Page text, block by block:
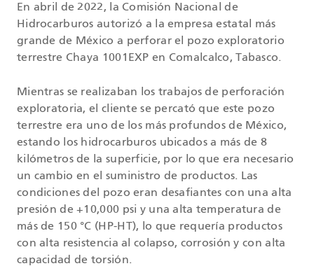
En abril de 2022, la Comisión Nacional de
Hidrocarburos autorizó a la empresa estatal más
grande de México a perforar el pozo exploratorio
terrestre Chaya 1001EXP en Comalcalco, Tabasco.
Mientras se realizaban los trabajos de perforación
exploratoria, el cliente se percató que este pozo
terrestre era uno de los más profundos de México,
estando los hidrocarburos ubicados a más de 8
kilómetros de la superficie, por lo que era necesario
un cambio en el suministro de productos. Las
condiciones del pozo eran desafiantes con una alta
presión de +10,000 psi y una alta temperatura de
más de 150 °C (HP-HT), lo que requería productos
con alta resistencia al colapso, corrosión y con alta
capacidad de torsión.